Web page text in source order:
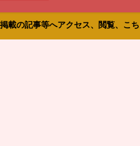
載の記事等へアクセス、閲覧、こ